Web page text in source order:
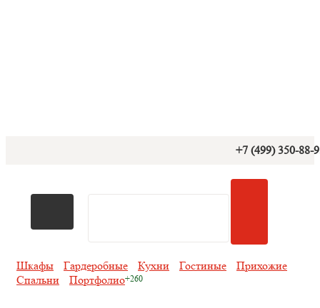
+7 (499) 350-88-
Шкафы Гардеробные Кухни Гостиные
Прихожие
Спальни
Портфолио